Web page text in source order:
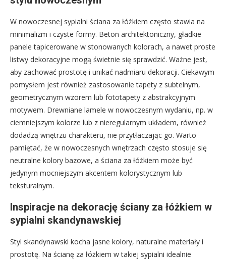
W nowoczesnej sypialni ściana za łóżkiem często stawia na
minimalizm i czyste formy. Beton architektoniczny, gładkie
panele tapicerowane w stonowanych kolorach, a nawet proste
listwy dekoracyjne mogą świetnie się sprawdzić. Ważne jest,
aby zachować prostotę i unikać nadmiaru dekoracji. Ciekawym
pomysłem jest również zastosowanie tapety z subtelnym,
geometrycznym wzorem lub fototapety z abstrakcyjnym
motywem. Drewniane lamele w nowoczesnym wydaniu, np. w
ciemniejszym kolorze lub z nieregularnym układem, również
dodadzą wnętrzu charakteru, nie przytłaczając go. Warto
pamiętać, że w nowoczesnych wnętrzach często stosuje się
neutralne kolory bazowe, a ściana za łóżkiem może być
jedynym mocniejszym akcentem kolorystycznym lub
teksturalnym.
Inspiracje na dekorację ściany za łóżkiem w
sypialni skandynawskiej
Styl skandynawski kocha jasne kolory, naturalne materiały i
prostotę. Na ścianę za łóżkiem w takiej sypialni idealnie